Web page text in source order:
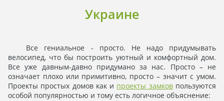
Украине
Все гениальное - просто. Не надо придумывать
велосипед, что бы построить уютный и комфортный дом.
Все уже давным-давно придумано за нас. Просто – не
означает плохо или примитивно, просто – значит с умом.
Проекты простых домов как и проекты замковпользуются
особой популярностью и тому есть логичное объяснение: